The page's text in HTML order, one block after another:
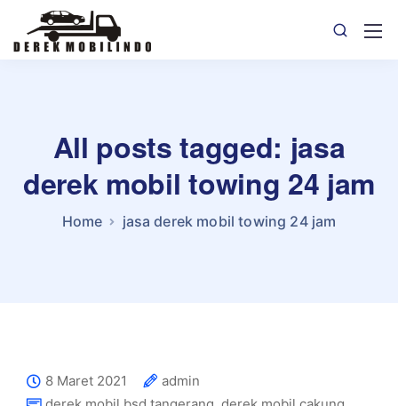
All posts tagged: jasa
derek mobil towing 24 jam
Home jasa derek mobil towing 24 jam
8 Maret 2021
admin